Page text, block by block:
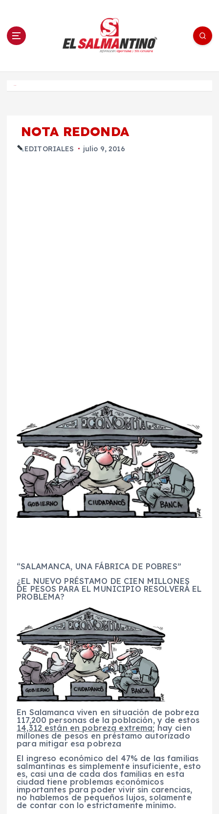
n El Salmantino - medios/noticias/editorial
NOTA REDONDA
EDITORIALES julio 9, 2016
“SALAMANCA, UNA FÁBRICA DE POBRES”
¿EL NUEVO PRÉSTAMO DE CIEN MILLONES
DE PESOS PARA EL MUNICIPIO RESOLVERÁ EL
PROBLEMA?
En Salamanca viven en situación de pobreza
117,200 personas de la población, y de estos
14,312 están en pobreza extrema; hay cien
millones de pesos en préstamo autorizado
para mitigar esa pobreza
El ingreso económico del 47% de las familias
salmantinas es simplemente insuficiente, esto
es, casi una de cada dos familias en esta
ciudad tiene problemas económicos
importantes para poder vivir sin carencias,
no hablemos de pequeños lujos, solamente
de contar con lo estrictamente mínimo.